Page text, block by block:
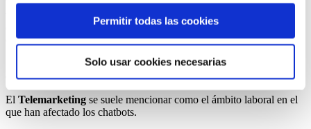
cookies necesarias” o seleccionar aquellas para las que
presta su consentimiento pulsando el botón “Permitir
Consulta nuestraPolítica de Cookies
momento en el botón que aparece en la esquina
izquierda de la página.
Permitir todas las cookies
Solo usar cookies necesarias
“2001, Odisea Espacial”. Pero también laprevisión entusiasta y
que surge de la propia propaganda de las empresas
desarrolladoras. Lo más realista es afirmar que aún no podemos
calibrar de forma segura ese impacto.
Por el momento, parece seguro que unas profesiones se verán (se
están viendo) más afectadas que otras.
El Telemarketing se suele mencionar como el ámbito laboral en el
que han afectado los chatbots.